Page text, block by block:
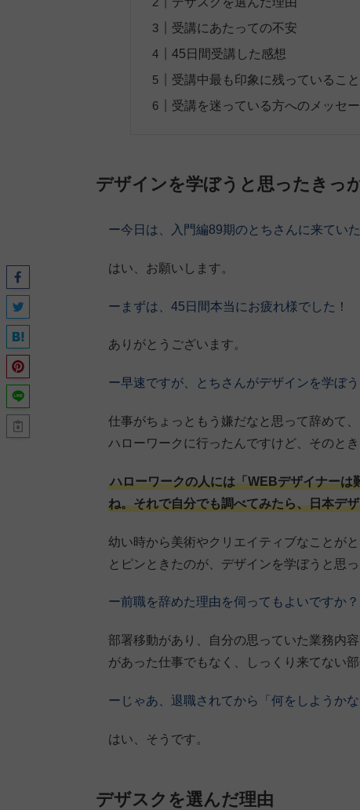
受講にあたっての不安
45日間受講した感想
受講中最も印象に残っていること
受講を迷っている方へのメッセ
デザインを学ぼうと思ったきっか
ー今日は、入門編89期の とちさんに来てい
はい、お願いします。
ーまずは、45日間本当にお疲れ様でした！
ありがとうございます。
ー早速ですが、とちさんがデザインを学ぼ
仕事がちょっともう嫌だなと思って辞めて
ハローワークに行ったんですけど、そのと
ハローワークの人には「WEBデザイナーは
ね。それで自分でも調べてみたら、日本デ
幼い時から美術やクリエイティブなことが
とピンときたのが、デザインを学ぼうと思っ
ー前職を辞めた理由を伺ってもよいですか？
部署移動があり、自分の思っていた業務内
があった仕事でもなく、しっくり来てない
ーじゃあ、退職されてから「何をしようか
はい、そうです。
デザスクを選んだ理由